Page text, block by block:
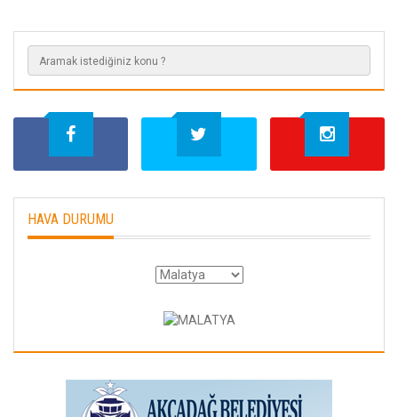
HAVA DURUMU